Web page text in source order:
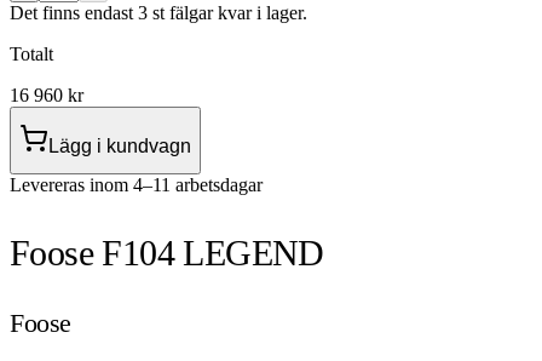
Det finns endast 3 st fälgar kvar i lager.
Totalt
16 960 kr
Lägg i kundvagn
Levereras inom 4–11 arbetsdagar
Foose F104 LEGEND
Foose